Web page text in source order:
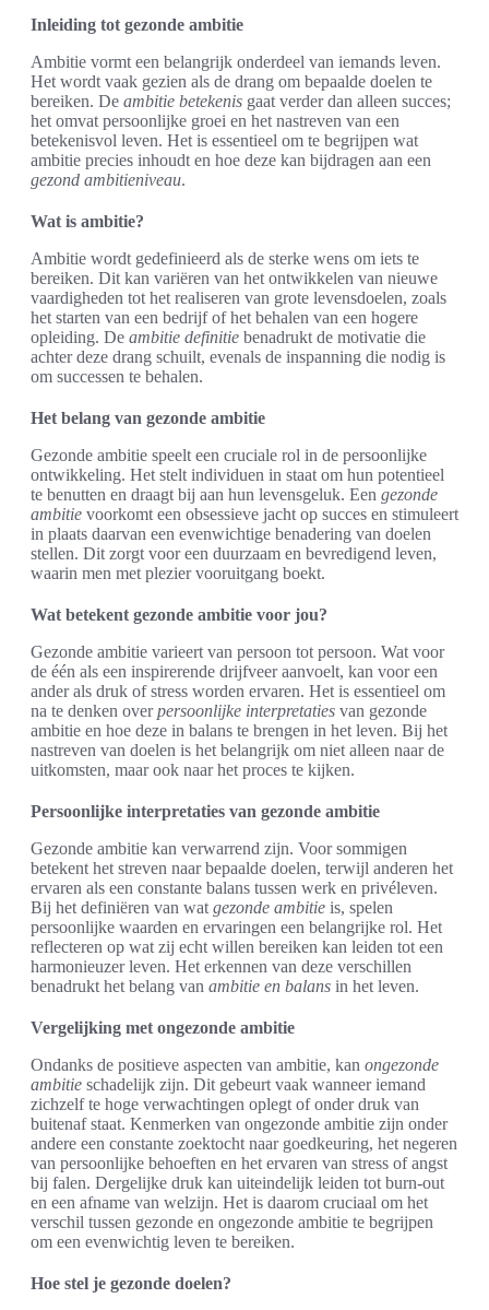
Inleiding tot gezonde ambitie
Ambitie vormt een belangrijk onderdeel van iemands leven.
Het wordt vaak gezien als de drang om bepaalde doelen te
bereiken. De ambitie betekenis gaat verder dan alleen succes;
het omvat persoonlijke groei en het nastreven van een
betekenisvol leven. Het is essentieel om te begrijpen wat
ambitie precies inhoudt en hoe deze kan bijdragen aan een
gezond ambitieniveau.
Wat is ambitie?
Ambitie wordt gedefinieerd als de sterke wens om iets te
bereiken. Dit kan variëren van het ontwikkelen van nieuwe
vaardigheden tot het realiseren van grote levensdoelen, zoals
het starten van een bedrijf of het behalen van een hogere
opleiding. De ambitie definitie benadrukt de motivatie die
achter deze drang schuilt, evenals de inspanning die nodig is
om successen te behalen.
Het belang van gezonde ambitie
Gezonde ambitie speelt een cruciale rol in de persoonlijke
ontwikkeling. Het stelt individuen in staat om hun potentieel
te benutten en draagt bij aan hun levensgeluk. Een gezonde
ambitie voorkomt een obsessieve jacht op succes en stimuleert
in plaats daarvan een evenwichtige benadering van doelen
stellen. Dit zorgt voor een duurzaam en bevredigend leven,
waarin men met plezier vooruitgang boekt.
Wat betekent gezonde ambitie voor jou?
Gezonde ambitie varieert van persoon tot persoon. Wat voor
de één als een inspirerende drijfveer aanvoelt, kan voor een
ander als druk of stress worden ervaren. Het is essentieel om
na te denken overpersoonlijke interpretaties van gezonde
ambitie en hoe deze in balans te brengen in het leven. Bij het
nastreven van doelen is het belangrijk om niet alleen naar de
uitkomsten, maar ook naar het proces te kijken.
Persoonlijke interpretaties van gezonde ambitie
Gezonde ambitie kan verwarrend zijn. Voor sommigen
betekent het streven naar bepaalde doelen, terwijl anderen het
ervaren als een constante balans tussen werk en privéleven.
Bij het definiëren van wat gezonde ambitie is, spelen
persoonlijke waarden en ervaringen een belangrijke rol. Het
reflecteren op wat zij echt willen bereiken kan leiden tot een
harmonieuzer leven. Het erkennen van deze verschillen
benadrukt het belang van ambitie en balans in het leven.
Vergelijking met ongezonde ambitie
Ondanks de positieve aspecten van ambitie, kan ongezonde
ambitie schadelijk zijn. Dit gebeurt vaak wanneer iemand
zichzelf te hoge verwachtingen oplegt of onder druk van
buitenaf staat. Kenmerken van ongezonde ambitie zijn onder
andere een constante zoektocht naar goedkeuring, het negeren
van persoonlijke behoeften en het ervaren van stress of angst
bij falen. Dergelijke druk kan uiteindelijk leiden tot burn-out
en een afname van welzijn. Het is daarom cruciaal om het
verschil tussen gezonde en ongezonde ambitie te begrijpen
om een evenwichtig leven te bereiken.
Hoe stel je gezonde doelen?